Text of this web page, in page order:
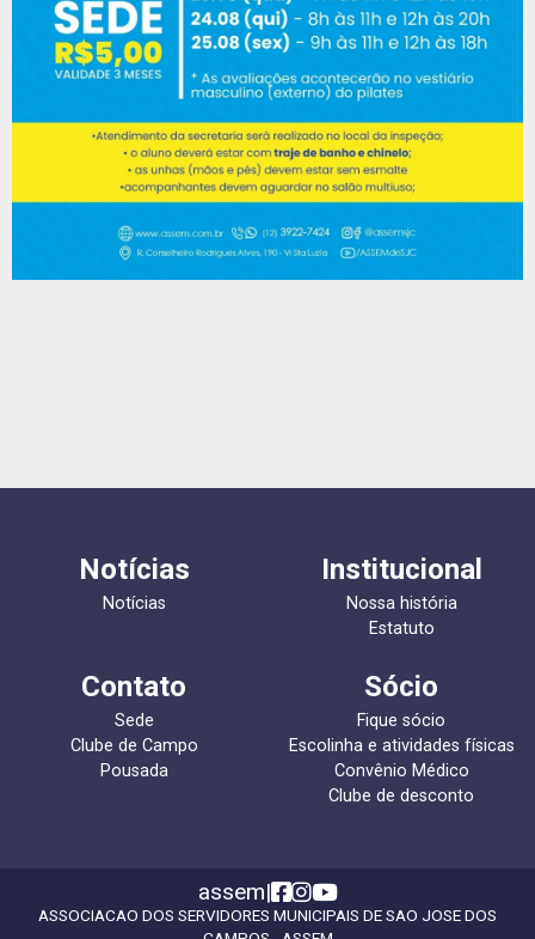
Notícias
Notícias
Institucional
Nossa história
Estatuto
Contato
Sede
Clube de Campo
Pousada
Sócio
Fique sócio
Escolinha e atividades físicas
Convênio Médico
Clube de desconto
assem|
ASSOCIACAO DOS SERVIDORES MUNICIPAIS DE SAO JOSE DOS